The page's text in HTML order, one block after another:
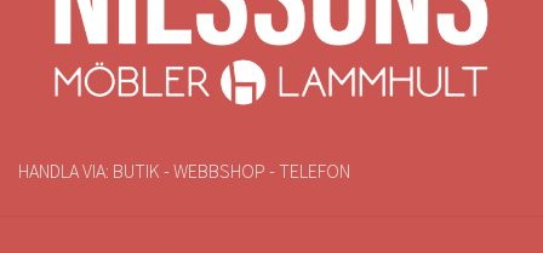
HANDLA VIA: BUTIK - WEBBSHOP - TELEFON